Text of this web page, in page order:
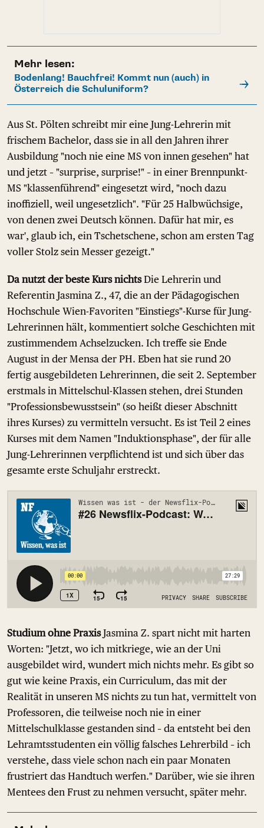
Mehr lesen:
Bodenlang! Bauchfrei! Kommt nun (auch) in
Österreich die Schuluniform?
Aus St. Pölten schreibt mir eine Jung-Lehrerin mit
frischem Bachelor, dass sie in all den Jahren ihrer
Ausbildung "noch nie eine MS von innen gesehen" hat
und jetzt – "surprise, surprise!" – in einer Brennpunkt-
MS "klassenführend" eingesetzt wird, "noch dazu
inoffiziell, weil ungesetzlich". "Für 25 Halbwüchsige,
von denen zwei Deutsch können. Dafür hat mir, es
war', glaub ich, ein Tschetschene, schon am ersten Tag
voller Stolz sein Messer gezeigt."
Da nutzt der beste Kurs nichtsDie Lehrerin und
Referentin Jasmina Z., 47, die an der Pädagogischen
Hochschule Wien-Favoriten "Einstiegs"-Kurse für Jung-
Lehrerinnen hält, kommentiert solche Geschichten mit
zustimmendem Achselzucken. Ich treffe sie Ende
August in der Mensa der PH. Eben hat sie rund 20
fertig ausgebildeten Lehrerinnen, die seit 2. September
erstmals in Mittelschul-Klassen stehen, drei Stunden
"Professionsbewusstsein" (so heißt dieser Abschnitt
ihres Kurses) zu vermitteln versucht. Es ist Teil 2 eines
Kurses mit dem Namen "Induktionsphase", der für alle
Jung-Lehrerinnen verpflichtend ist und sich über das
gesamte erste Schuljahr erstreckt.
Studium ohne PraxisJasmina Z. spart nicht mit harten
Worten: "Jetzt, wo ich mitkriege, wie an der Uni
ausgebildet wird, wundert mich nichts mehr. Es gibt so
gut wie keine Praxis, ein Curriculum, das mit der
Realität in unseren MS nichts zu tun hat, vermittelt von
Professoren, die teilweise noch nie in einer
Mittelschulklasse gestanden sind – da entsteht bei den
Lehramtsstudenten ein völlig falsches Lehrerbild – ich
verstehe, dass viele schon nach ein paar Monaten
frustriert das Handtuch werfen." Darüber, wie sie ihren
Mentees den Frust zu nehmen versucht, später mehr.